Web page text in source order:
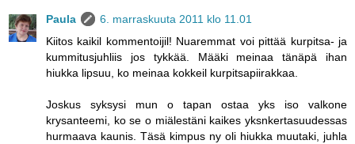
Paula
6. marraskuuta 2011 klo 11.01
Kiitos kaikil kommentoijil! Nuaremmat voi pittää kurpitsa- ja
kummitusjuhliis jos tykkää. Määki meinaa tänäpä ihan
hiukka lipsuu, ko meinaa kokkeil kurpitsapiirakkaa.
Joskus syksysi mun o tapan ostaa yks iso valkone
krysanteemi, ko se o miälestäni kaikes yksnkertasuudessas
hurmaava kaunis. Täsä kimpus ny oli hiukka muutaki, juhla